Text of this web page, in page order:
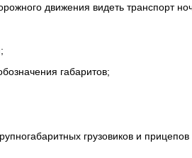
движения видеть транспорт
габаритов;
грузовиков и